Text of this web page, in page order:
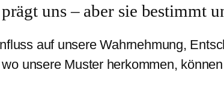
uns – aber sie bestimmt
auf unsere Wahrnehmung,
unsere Muster herkommen,